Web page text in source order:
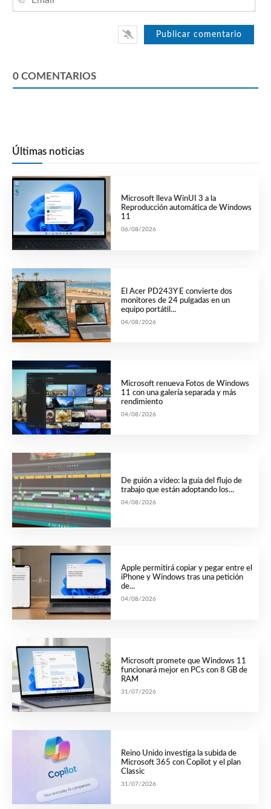
0 COMENTARIOS
Últimas noticias
Microsoft lleva WinUI 3 a la
Reproducción automática de Windows
11
06/08/2026
El Acer PD243Y E convierte dos
monitores de 24 pulgadas en un
equipo portátil...
04/08/2026
Microsoft renueva Fotos de Windows
11 con una galería separada y más
rendimiento
04/08/2026
De guión a vídeo: la guía del flujo de
trabajo que están adoptando los...
04/08/2026
Apple permitirá copiar y pegar entre el
iPhone y Windows tras una petición
de...
04/08/2026
Microsoft promete que Windows 11
funcionará mejor en PCs con 8 GB de
RAM
31/07/2026
Reino Unido investiga la subida de
Microsoft 365 con Copilot y el plan
Classic
31/07/2026